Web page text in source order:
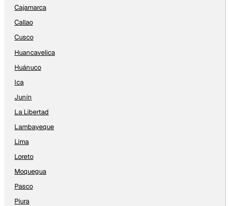
Cajamarca
Callao
Cusco
Huancavelica
Huánuco
Ica
Junín
La Libertad
Lambayeque
Lima
Loreto
Moquegua
Pasco
Piura